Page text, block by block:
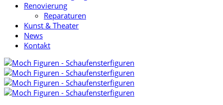
Renovierung
Reparaturen
Kunst & Theater
News
Kontakt